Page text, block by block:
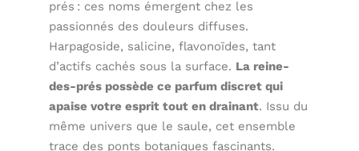
prés : ces noms émergent chez les
passionnés des douleurs diffuses.
Harpagoside, salicine, flavonoïdes, tant
d’actifs cachés sous la surface. La reine-
des-prés possède ce parfum discret qui
apaise votre esprit tout en drainant. Issu du
même univers que le saule, cet ensemble
trace des ponts botaniques fascinants.